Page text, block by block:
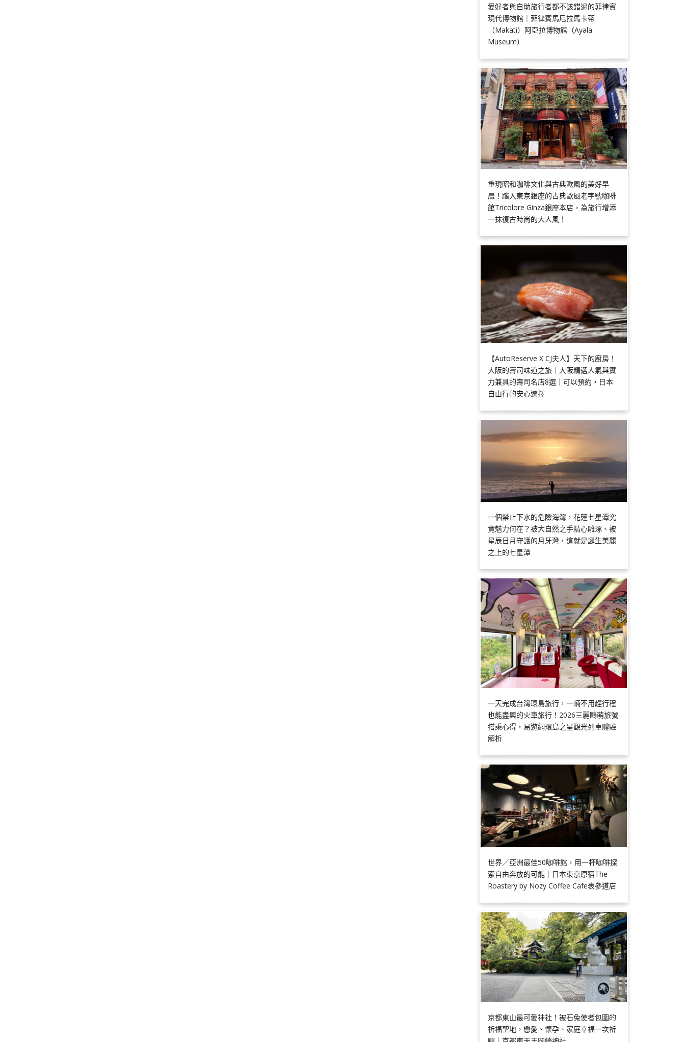
愛好者與自助旅行者都不該錯過的菲律賓
現代博物館｜菲律賓馬尼拉馬卡蒂
（Makati）阿亞拉博物館（Ayala
Museum）
重現昭和咖啡文化與古典歐風的美好早
晨！踏入東京銀座的古典歐風老字號咖啡
館Tricolore Ginza銀座本店，為旅行增添
一抹復古時尚的大人風！
【AutoReserve X CJ夫人】天下的廚房！
大阪的壽司味道之旅｜大阪精選人氣與實
力兼具的壽司名店8選｜可以預約，日本
自由行的安心選擇
一個禁止下水的危險海灣，花蓮七星潭究
竟魅力何在？被大自然之手精心雕琢、被
星辰日月守護的月牙灣，這就是誕生美麗
之上的七星潭
一天完成台灣環島旅行，一輛不用趕行程
也能盡興的火車旅行！2026三麗鷗萌旅號
搭乘心得，易遊網環島之星觀光列車體驗
解析
世界／亞洲最佳50咖啡館，用一杯咖啡探
索自由奔放的可能｜日本東京原宿The
Roastery by Nozy Coffee Cafe表參道店
京都東山最可愛神社！被石兔使者包圍的
祈福聖地，戀愛、懷孕、家庭幸福一次祈